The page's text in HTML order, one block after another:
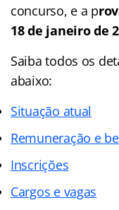
concurso, e a p
18 de janeiro de
Saiba todos os
abaixo:
Situação atual
Remuneração e
Inscrições
Cargos e vagas